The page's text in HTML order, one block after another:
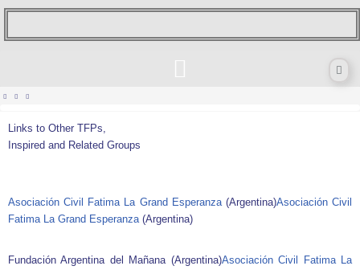
Skip
Links to Other TFPs,
Inspired and Related Groups
Asociación Civil Fatima La Grand Esperanza(Argentina)Asociación Civil
Fatima La Grand Esperanza(Argentina)
Fundación Argentina del Mañana (Argentina)Asociación Civil Fatima La